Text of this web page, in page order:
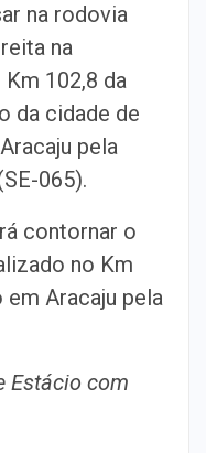
na rodovia
na
102,8 da
da cidade de
pela
065).
contornar o
no Km
em Aracaju pela
Estácio com